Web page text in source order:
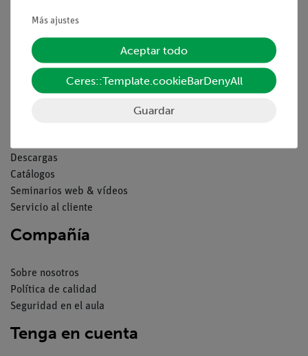
Contacto
Condiciones comerciales generales
Declaración de privacidad
Pie de imprenta
Descargas
Catálogos
Seminarios web & vídeos
Servicio al cliente
Compañía
Sobre nosotros
Política de calidad
Seguridad en el aula
Tenga en cuenta
Más ajustes
Aceptar todo
Ceres::Template.cookieBarDenyAll
Guardar